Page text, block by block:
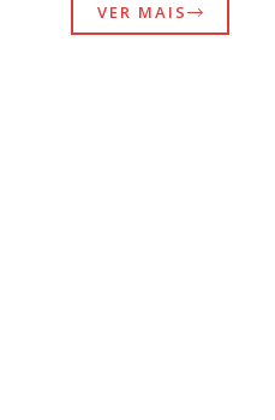
VER MAIS